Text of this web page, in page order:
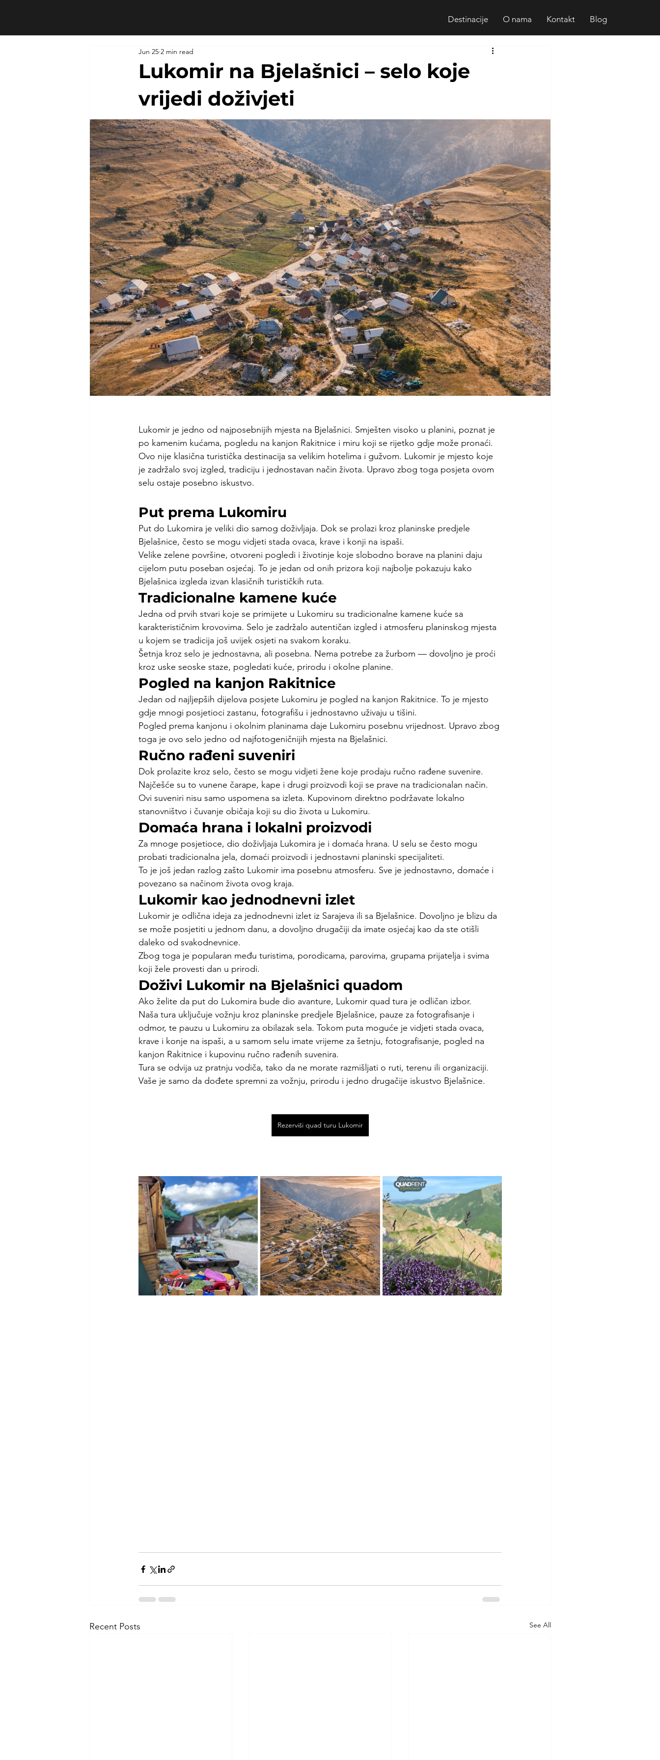
Destinacije O nama Kontakt Blog
Lukomir na Bjelašnici – selo koje
vrijedi doživjeti
Jun 25 2 min read
Lukomir je jedno od najposebnijih mjesta na Bjelašnici. Smješten visoko u planini, poznat je
po kamenim kućama, pogledu na kanjon Rakitnice i miru koji se rijetko gdje može pronaći.
Ovo nije klasična turistička destinacija sa velikim hotelima i gužvom. Lukomir je mjesto koje
je zadržalo svoj izgled, tradiciju i jednostavan način života. Upravo zbog toga posjeta ovom
selu ostaje posebno iskustvo.
Put prema Lukomiru
Put do Lukomira je veliki dio samog doživljaja. Dok se prolazi kroz planinske predjele
Bjelašnice, često se mogu vidjeti stada ovaca, krave i konji na ispaši.
Velike zelene površine, otvoreni pogledi i životinje koje slobodno borave na planini daju
cijelom putu poseban osjećaj. To je jedan od onih prizora koji najbolje pokazuju kako
Bjelašnica izgleda izvan klasičnih turističkih ruta.
Tradicionalne kamene kuće
Jedna od prvih stvari koje se primijete u Lukomiru su tradicionalne kamene kuće sa
karakterističnim krovovima. Selo je zadržalo autentičan izgled i atmosferu planinskog mjesta
u kojem se tradicija još uvijek osjeti na svakom koraku.
Šetnja kroz selo je jednostavna, ali posebna. Nema potrebe za žurbom — dovoljno je proći
kroz uske seoske staze, pogledati kuće, prirodu i okolne planine.
Pogled na kanjon Rakitnice
Jedan od najljepših dijelova posjete Lukomiru je pogled na kanjon Rakitnice. To je mjesto
gdje mnogi posjetioci zastanu, fotografišu i jednostavno uživaju u tišini.
Pogled prema kanjonu i okolnim planinama daje Lukomiru posebnu vrijednost. Upravo zbog
toga je ovo selo jedno od najfotogeničnijih mjesta na Bjelašnici.
Ručno rađeni suveniri
Dok prolazite kroz selo, često se mogu vidjeti žene koje prodaju ručno rađene suvenire.
Najčešće su to vunene čarape, kape i drugi proizvodi koji se prave na tradicionalan način.
Ovi suveniri nisu samo uspomena sa izleta. Kupovinom direktno podržavate lokalno
stanovništvo i čuvanje običaja koji su dio života u Lukomiru.
Domaća hrana i lokalni proizvodi
Za mnoge posjetioce, dio doživljaja Lukomira je i domaća hrana. U selu se često mogu
probati tradicionalna jela, domaći proizvodi i jednostavni planinski specijaliteti.
To je još jedan razlog zašto Lukomir ima posebnu atmosferu. Sve je jednostavno, domaće i
povezano sa načinom života ovog kraja.
Lukomir kao jednodnevni izlet
Lukomir je odlična ideja za jednodnevni izlet iz Sarajeva ili sa Bjelašnice. Dovoljno je blizu da
se može posjetiti u jednom danu, a dovoljno drugačiji da imate osjećaj kao da ste otišli
daleko od svakodnevnice.
Zbog toga je popularan među turistima, porodicama, parovima, grupama prijatelja i svima
koji žele provesti dan u prirodi.
Doživi Lukomir na Bjelašnici quadom
Ako želite da put do Lukomira bude dio avanture, Lukomir quad tura je odličan izbor.
Naša tura uključuje vožnju kroz planinske predjele Bjelašnice, pauze za fotografisanje i
odmor, te pauzu u Lukomiru za obilazak sela. Tokom puta moguće je vidjeti stada ovaca,
krave i konje na ispaši, a u samom selu imate vrijeme za šetnju, fotografisanje, pogled na
kanjon Rakitnice i kupovinu ručno rađenih suvenira.
Tura se odvija uz pratnju vodiča, tako da ne morate razmišljati o ruti, terenu ili organizaciji.
Vaše je samo da dođete spremni za vožnju, prirodu i jedno drugačije iskustvo Bjelašnice.
Rezerviši quad turu Lukomir
Recent Posts See All